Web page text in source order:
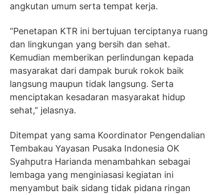
angkutan umum serta tempat kerja.
“Penetapan KTR ini bertujuan terciptanya ruang
dan lingkungan yang bersih dan sehat.
Kemudian memberikan perlindungan kepada
masyarakat dari dampak buruk rokok baik
langsung maupun tidak langsung. Serta
menciptakan kesadaran masyarakat hidup
sehat,” jelasnya.
Ditempat yang sama Koordinator Pengendalian
Tembakau Yayasan Pusaka Indonesia OK
Syahputra Harianda menambahkan sebagai
lembaga yang menginiasasi kegiatan ini
menyambut baik sidang tidak pidana ringan